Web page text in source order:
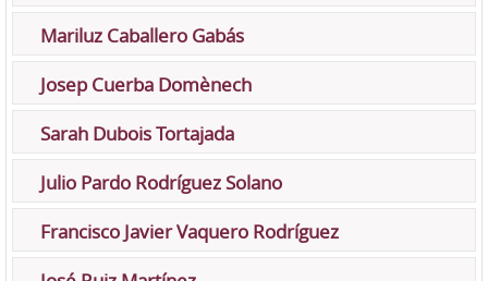
Mariluz Caballero Gabás
Josep Cuerba Domènech
Sarah Dubois Tortajada
Julio Pardo Rodríguez Solano
Francisco Javier Vaquero Rodríguez